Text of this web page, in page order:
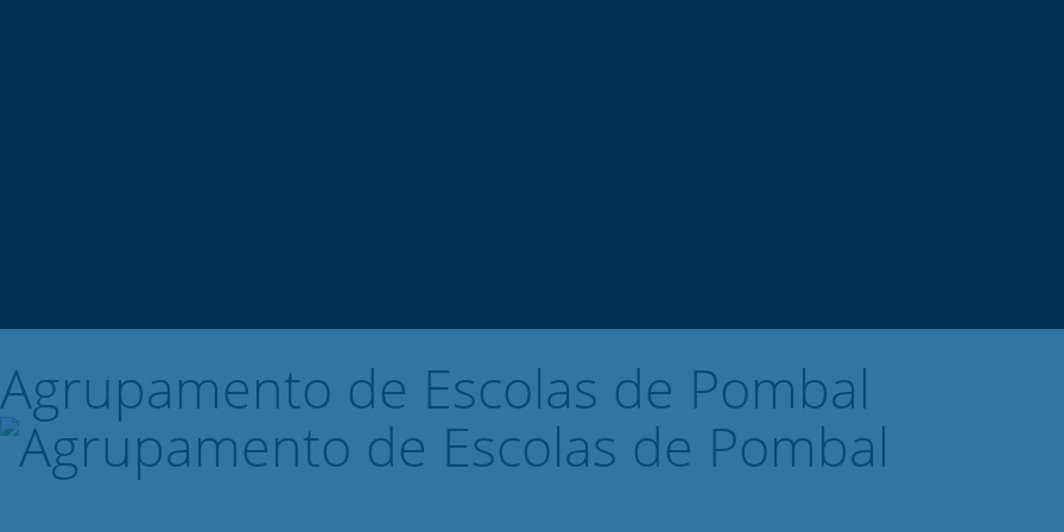
Agrupamento de Escolas de Pombal